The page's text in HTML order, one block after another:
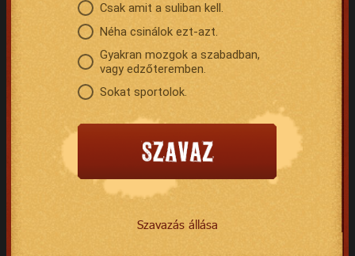
Csak amit a suliban kell.
Néha csinálok ezt-azt.
Gyakran mozgok a szabadban,
vagy edzőteremben.
Sokat sportolok.
Szavazás állása